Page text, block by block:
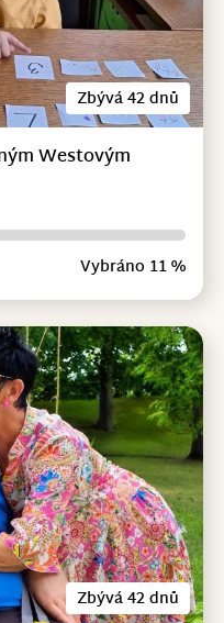
Zbývá 42 dnů
Westovým
Vybráno 11 %
Zbývá 42 dnů